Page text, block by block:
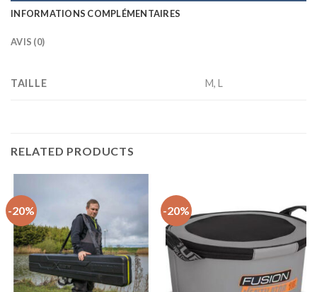
INFORMATIONS COMPLÉMENTAIRES
AVIS (0)
TAILLE M, L
RELATED PRODUCTS
-20% -20%